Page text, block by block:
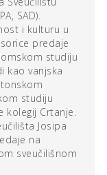
doma i javnog
u izlagačkom
rada. Osim
ga i kao fizičku
instalacija:
je ovisan,
rada, a odnos
doživljaj cijelog
aktivira
SAD).
i kulturu u
predaje
studiju
kao vanjska
studiju
kolegij Crtanje.
Josipa
na
sveučilišnom